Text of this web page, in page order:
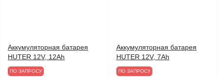
Аккумуляторная батарея
HUTER 12V, 12Ah
ПО ЗАПРОСУ
Аккумуляторная батарея
HUTER 12V, 7Ah
ПО ЗАПРОСУ